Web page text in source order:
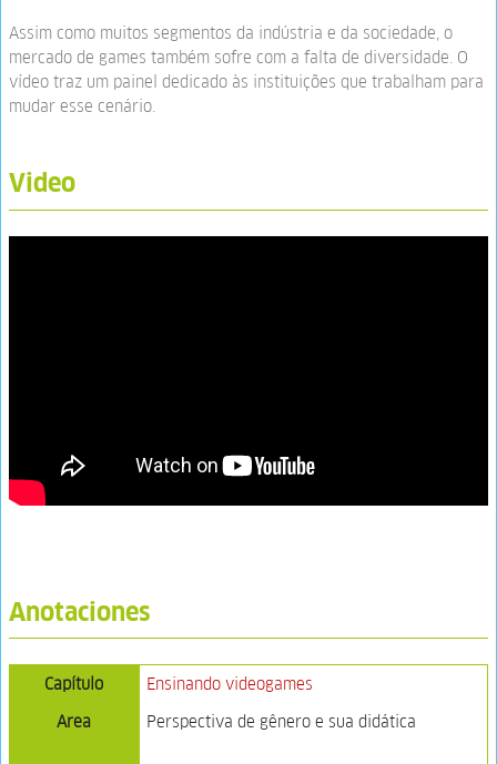
Assim como muitos segmentos da indústria e da sociedade, o
mercado de games também sofre com a falta de diversidade. O
vídeo traz um painel dedicado às instituições que trabalham para
mudar esse cenário.
Video
Anotaciones
Capítulo
Ensinando videogames
Area
Perspectiva de gênero e sua didática